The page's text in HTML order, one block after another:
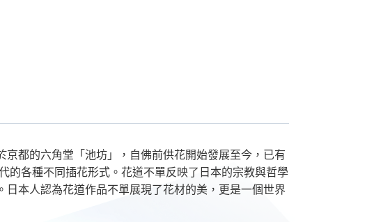
都的六角堂「池坊」，自佛前供花開始發展至今，已有
的各種不同插花形式。花道不單反映了日本的宗教與哲學
本人認為花道作品不單展現了花材的美，更是一個世界